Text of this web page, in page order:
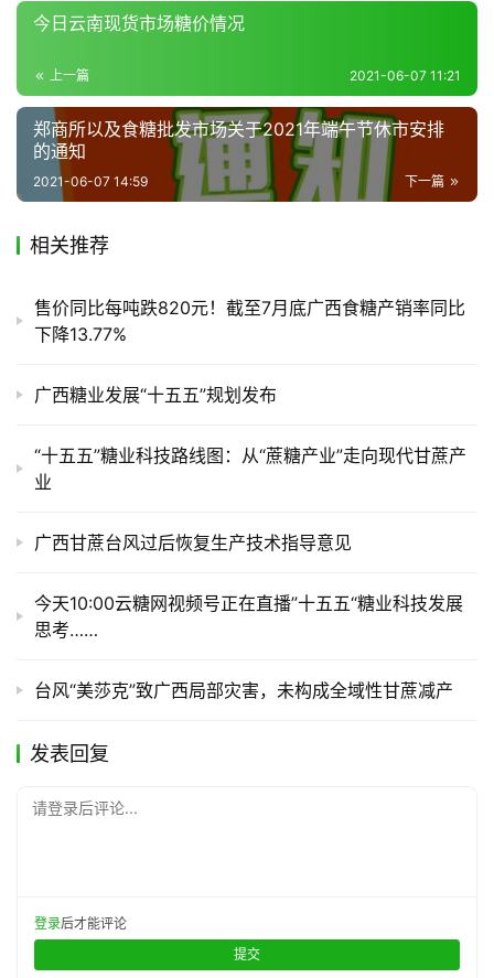
储
运
今日云南现货市场糖价情况
上一篇 2021-06-07 11:21
郑商所以及食糖批发市场关于2021年端午节休市安排
的通知
下一篇
2021-06-07 14:59
相关推荐
售价同比每吨跌820元！截至7月底广西食糖产销率同比
下降13.77%
广西糖业发展“十五五”规划发布
“十五五”糖业科技路线图：从“蔗糖产业”走向现代甘蔗产
业
广西甘蔗台风过后恢复生产技术指导意见
今天10:00云糖网视频号正在直播”十五五“糖业科技发展
思考……
台风“美莎克”致广西局部灾害，未构成全域性甘蔗减产
发表回复
请登录后评论...
登录后才能评论
提交